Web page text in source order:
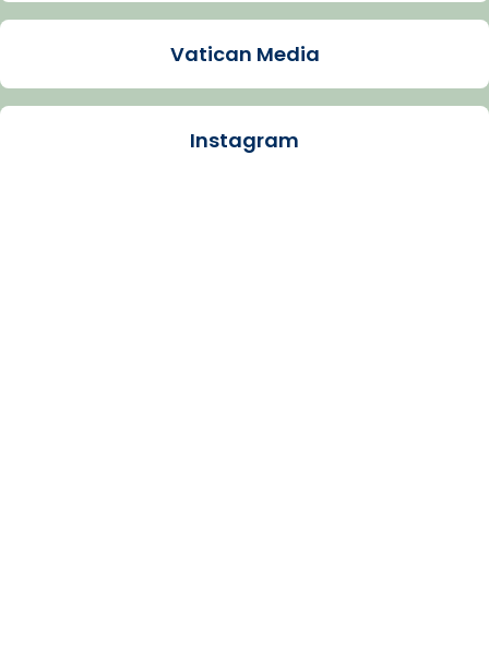
Imatge: Generada amb IA (OpenAI)
Arquebisbat de Barcelona
Vatican Media
Instagram